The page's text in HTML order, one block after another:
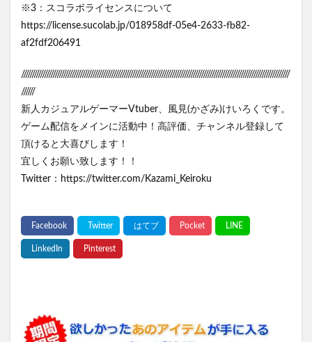
※3：スコラボライセンスについて
https://license.sucolab.jp/018958df-05e4-2633-fb82-
af2fdf206491
////////////////////////////////////////////////////////////////////////////////////////////////////////////////////////////////
//////
新人カジュアルゲーマーVtuber、風見(かざみ)けいろくです。
ゲーム配信をメインに活動中！高評価、チャンネル登録して
頂けると大喜びします！
宜しくお願い致します！！
Twitter：https://twitter.com/Kazami_Keiroku